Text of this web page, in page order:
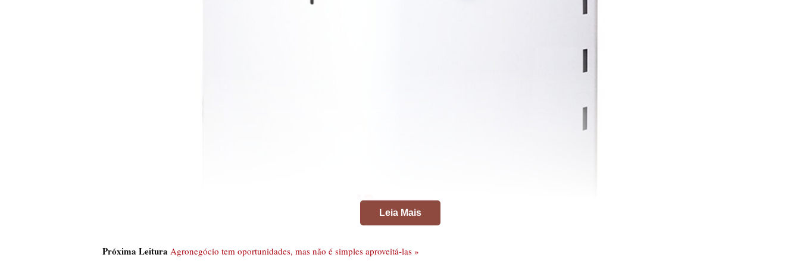
Leia Mais
Próxima Leitura Agronegócio tem oportunidades, mas não é simples aproveitá-las »